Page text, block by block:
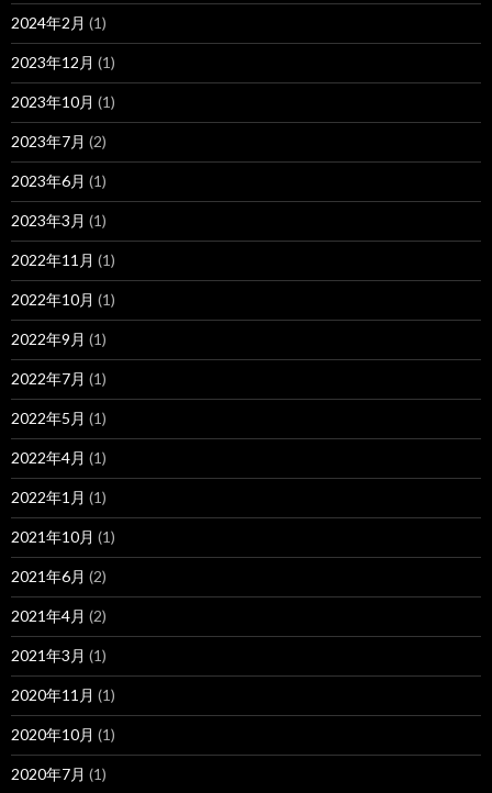
2024年2月 (1)
2023年12月 (1)
2023年10月 (1)
2023年7月 (2)
2023年6月 (1)
2023年3月 (1)
2022年11月 (1)
2022年10月 (1)
2022年9月 (1)
2022年7月 (1)
2022年5月 (1)
2022年4月 (1)
2022年1月 (1)
2021年10月 (1)
2021年6月 (2)
2021年4月 (2)
2021年3月 (1)
2020年11月 (1)
2020年10月 (1)
2020年7月 (1)